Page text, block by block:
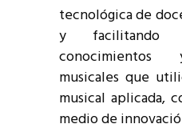
tecnológica de
y
conocimientos
musicales que
musical aplicada,
medio de